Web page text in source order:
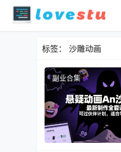
标签： 沙雕动画
副业合集